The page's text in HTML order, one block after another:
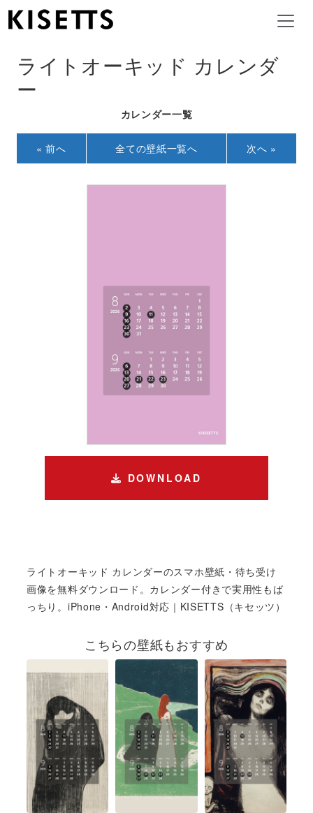
ライトオーキッド カレンダ
ー
カレンダー一覧
« 前へ 全ての壁紙一覧へ 次へ »
DOWNLOAD
ライトオーキッド カレンダーのスマホ壁紙・待ち受け
画像を無料ダウンロード。カレンダー付きで実用性もば
っちり。iPhone・Android対応｜KISETTS（キセッツ）
こちらの壁紙もおすすめ